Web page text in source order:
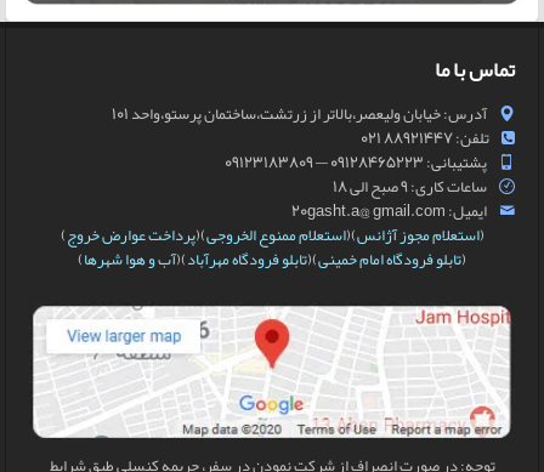
تماس با ما
آدرس: خیابان ولیعصر،بالاتر از زرتشت،ساختمان پرستو،واحد 101
تلفن: 88921447 021
پشتیبانی: 09128465223 — 09123183809
ساعات کاری: 9 صبح الی 18
ایمیل: 20gasht.a@ gmail.com
(استعلام مجوز آژانس)(استعلام ممنوع الخروجی)(پرداخت عوارض خروج)
(تابلو فرودگاه امام خمینی)(تابلو فرودگاه مهرآباد)(آب و هوا شهرها)